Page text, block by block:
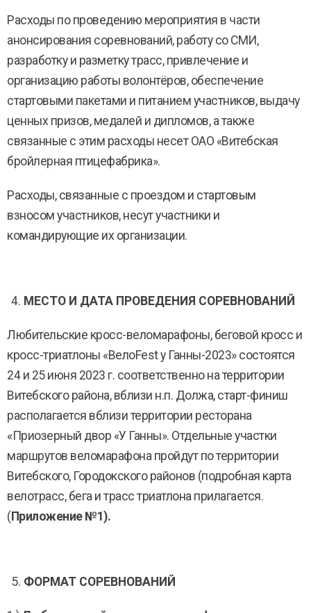
Расходы по проведению мероприятия в части
анонсирования соревнований, работу со СМИ,
разработку и разметку трасс, привлечение и
организацию работы волонтёров, обеспечение
стартовыми пакетами и питанием участников, выдачу
ценных призов, медалей и дипломов, а также
связанные с этим расходы несет ОАО «Витебская
бройлерная птицефабрика».
Расходы, связанные с проездом и стартовым
взносом участников, несут участники и
командирующие их организации.
МЕСТО И ДАТА ПРОВЕДЕНИЯ СОРЕВНОВАНИЙ
Любительские кросс-веломарафоны, беговой кросс и
кросс-триатлоны «ВелоFest у Ганны-2023» состоятся
24 и 25 июня 2023 г. соответственно на территории
Витебского района, вблизи н.п. Должа, старт-финиш
располагается вблизи территории ресторана
«Приозерный двор «У Ганны». Отдельные участки
маршрутов веломарафона пройдут по территории
Витебского, Городокского районов (подробная карта
велотрасс, бега и трасс триатлона прилагается.
( Приложение №1).
ФОРМАТ СОРЕВНОВАНИЙ